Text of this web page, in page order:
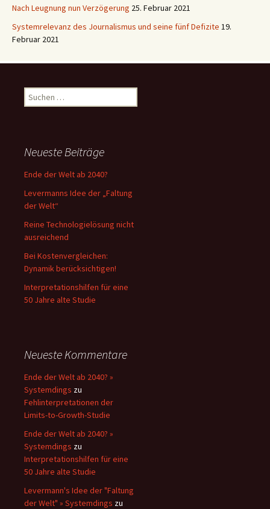
Nach Leugnung nun Verzögerung 25. Februar 2021
Systemrelevanz des Journalismus und seine fünf Defizite 19.
Februar 2021
Suchen
nach:
Neueste Beiträge
Ende der Welt ab 2040?
Levermanns Idee der „Faltung
der Welt“
Reine Technologielösung nicht
ausreichend
Bei Kostenvergleichen:
Dynamik berücksichtigen!
Interpretationshilfen für eine
50 Jahre alte Studie
Neueste Kommentare
Ende der Welt ab 2040? »
Systemdings zu
Fehlinterpretationen der
Limits-to-Growth-Studie
Ende der Welt ab 2040? »
Systemdings zu
Interpretationshilfen für eine
50 Jahre alte Studie
Levermann's Idee der "Faltung
der Welt" » Systemdings zu